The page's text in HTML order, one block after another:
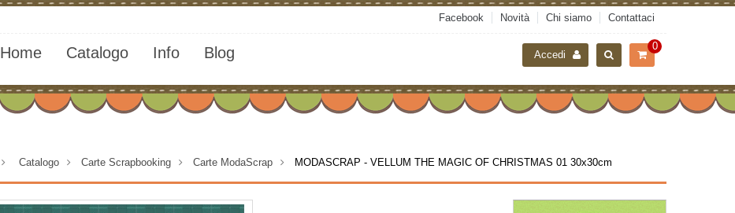
Facebook Novità Chi siamo Contattaci
0
Home Catalogo Info Blog Accedi
> Catalogo > Carte Scrapbooking > Carte ModaScrap > MODASCRAP - VELLUM THE MAGIC OF CHRISTMAS 01 30x30cm